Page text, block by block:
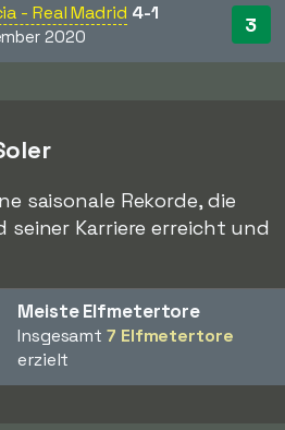
- Real Madrid 4-1
2020 3
saisonale Rekorde, die
seiner Karriere erreicht und
Meiste Elfmetertore
Insgesamt 7 Elfmetertore
erzielt